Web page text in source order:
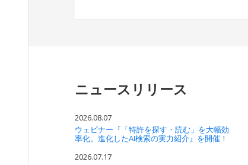
ニュースリリース
2026.08.07
ウェビナー『「特許を探す・読む」を大幅効
率化。進化したAI検索の実力紹介』を開催！
2026.07.17